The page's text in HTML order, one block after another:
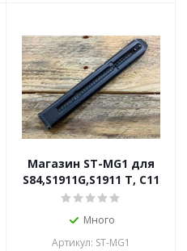
Магазин ST-MG1 для
S84,S1911G,S1911 T, C11
Много
Артикул: ST-MG1